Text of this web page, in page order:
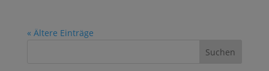
« Ältere Einträge